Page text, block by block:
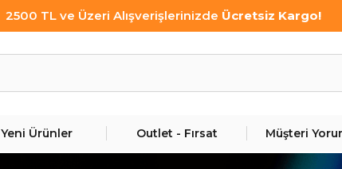
2500 TL ve Üzeri Alışverişlerinizde Ücretsiz Kargo!
Yeni Ürünler Outlet - Fırsat Müşteri